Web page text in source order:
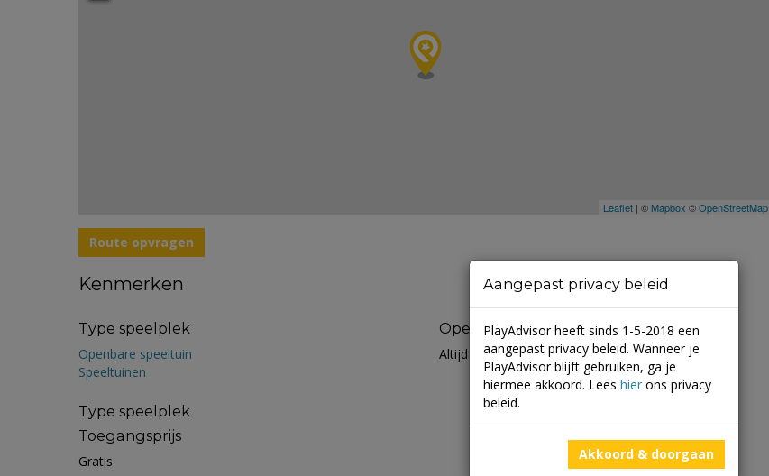
Leaflet | © Mapbox ©OpenStreetMap
Route opvragen
Kenmerken
Type speelplek
Openbare speeltuin
Speeltuinen
Type speelplek
Toegangsprijs
Gratis
Openingstijden
Altijd open
Aangepast privacy beleid
PlayAdvisor heeft sinds 1-5-2018 een
aangepast privacy beleid. Wanneer je
PlayAdvisor blijft gebruiken, ga je
hiermee akkoord. Lees hier ons privacy
beleid.
Akkoord & doorgaan